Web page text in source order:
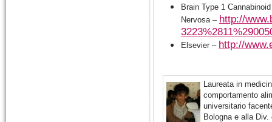
Brain Type 1
Nervosa – http://
Elsevier – http://
Laureata in
comportamento
universitario
Bologna e alla